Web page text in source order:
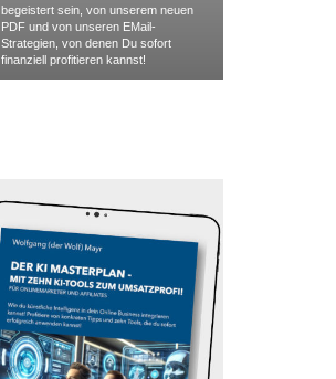
begeistert sein, von unserem neuen
PDF und von unseren EMail-
Strategien, von denen Du sofort
finanziell profitieren kannst!